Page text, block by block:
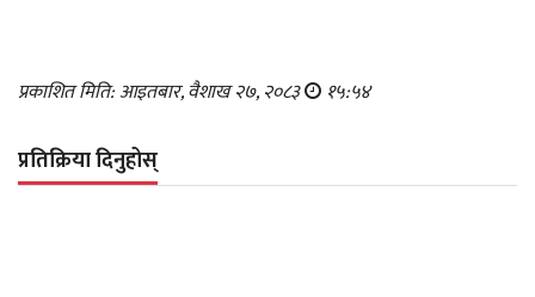
प्रकाशित मिति: आइतबार, वैशाख २७, २०८३ १५:५४
प्रतिक्रिया दिनुहोस्